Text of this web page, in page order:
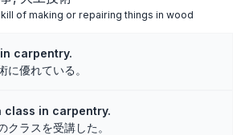
of making or repairing things in wood
carpentry.
に優れている。
class in carpentry.
クラスを受講した。